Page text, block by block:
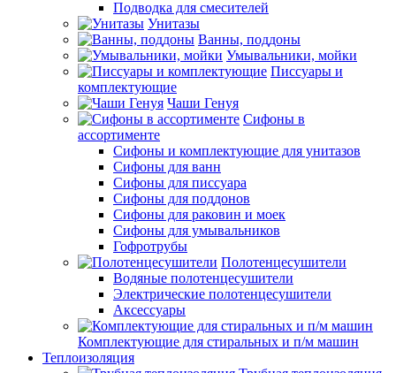
Подводка для смесителей
Унитазы
Ванны, поддоны
Умывальники, мойки
Писсуары и
комплектующие
Чаши Генуя
Сифоны в
ассортименте
Сифоны и комплектующие для унитазов
Сифоны для ванн
Сифоны для писсуара
Сифоны для поддонов
Сифоны для раковин и моек
Сифоны для умывальников
Гофротрубы
Полотенцесушители
Водяные полотенцесушители
Электрические полотенцесушители
Аксессуары
Комплектующие для стиральных и п/м машин
Теплоизоляция